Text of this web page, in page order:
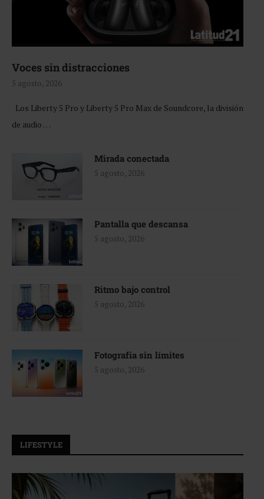
Voces sin distracciones
5 agosto, 2026
Los Liberty 5 Pro y Liberty 5 Pro Max de Soundcore, la división
de audio …
Mirada conectada
5 agosto, 2026
Pantalla que descansa
5 agosto, 2026
Ritmo bajo control
5 agosto, 2026
Fotografía sin límites
5 agosto, 2026
LIFESTYLE